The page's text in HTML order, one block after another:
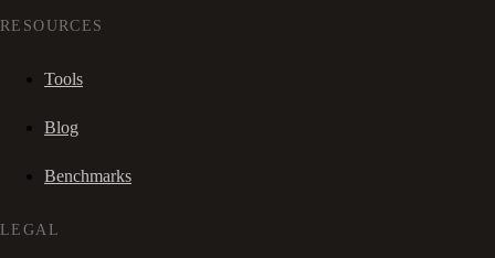
RESOURCES
Tools
Blog
Benchmarks
LEGAL